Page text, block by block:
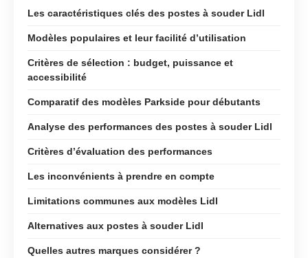
Les caractéristiques clés des postes à souder Lidl
Modèles populaires et leur facilité d’utilisation
Critères de sélection : budget, puissance et
accessibilité
Comparatif des modèles Parkside pour débutants
Analyse des performances des postes à souder Lidl
Critères d’évaluation des performances
Les inconvénients à prendre en compte
Limitations communes aux modèles Lidl
Alternatives aux postes à souder Lidl
Quelles autres marques considérer ?